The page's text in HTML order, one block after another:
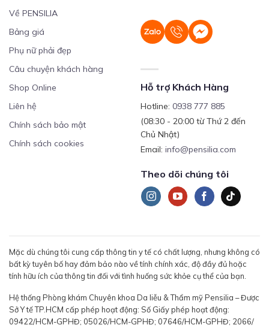
Về PENSILIA
Bảng giá
Phụ nữ phải đẹp
Câu chuyện khách hàng
Shop Online
Liên hệ
Chính sách bảo mật
Chính sách cookies
Hỗ trợ Khách Hàng
Hotline: 0938 777 885
(08:30 - 20:00 từ Thứ 2 đến
Chủ Nhật)
Email: info@pensilia.com
Theo dõi chúng tôi
Mặc dù chúng tôi cung cấp thông tin y tế có chất lượng, nhưng không có
bất kỳ tuyên bố hay đảm bảo nào về tính chính xác, độ đầy đủ hoặc
tính hữu ích của thông tin đối với tình huống sức khỏe cụ thể của bạn.
Hệ thống Phòng khám Chuyên khoa Da liễu & Thẩm mỹ Pensilia – Được
Sở Y tế TP.HCM cấp phép hoạt động: Số Giấy phép hoạt động:
09422/HCM-GPHĐ; 05026/HCM-GPHĐ; 07646/HCM-GPHĐ; 2066/